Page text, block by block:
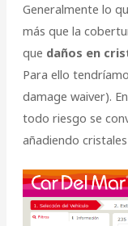
Generalmente lo
más que la
que daños en
Para ello
damage waiver).
todo riesgo se
añadiendo